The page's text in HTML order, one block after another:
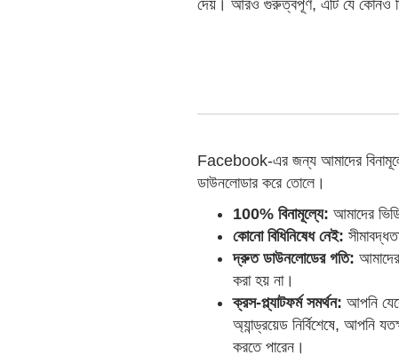
দেয়। আরও গুরুত্বপূর্ণ, এটি যে কোনও
Facebook-এর জন্য আমাদের
ডাউনলোডার করে তোলে।
100% বিনামূল্যে: আমাদের
কোনো বিধিনিষেধ নেই:
দ্রুত ডাউনলোডের গতি:
করা হয় না।
ক্রস-প্ল্যাটফর্ম সমর্থন: আপনি
অ্যান্ড্রয়েড নির্বিশেষে,
করতে পারেন।